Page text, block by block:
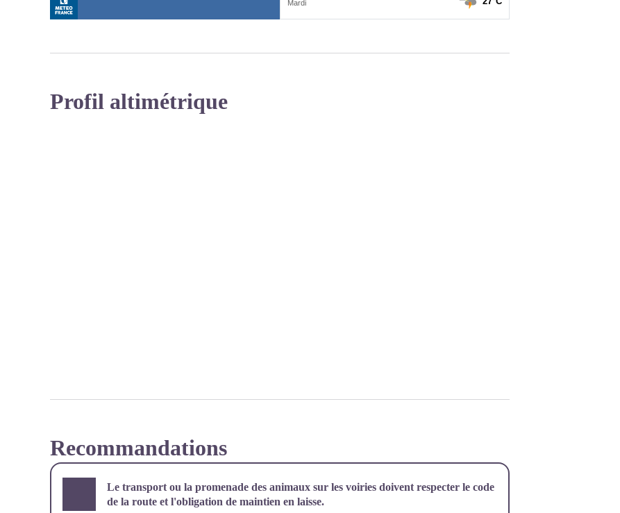
Profil altimétrique
Recommandations
Le transport ou la promenade des animaux sur les voiries doivent respecter le code
de la route et l'obligation de maintien en laisse.